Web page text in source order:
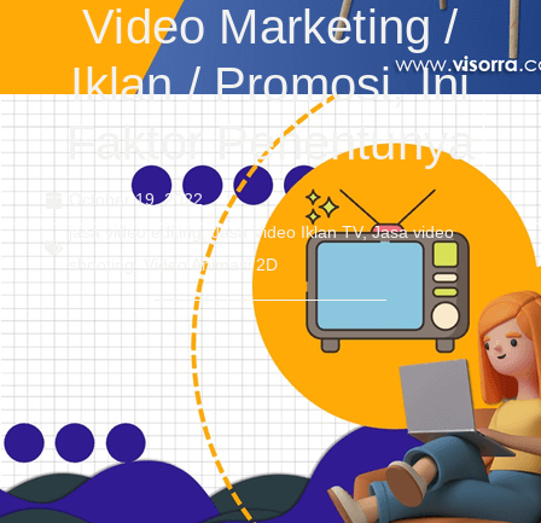
Video Marketing /
Iklan / Promosi, Ini
Faktor Penentunya
October 19, 2022
jasa video editing,Jasa Video Iklan TV,Jasa video
shooting
, Video Animasi 2D